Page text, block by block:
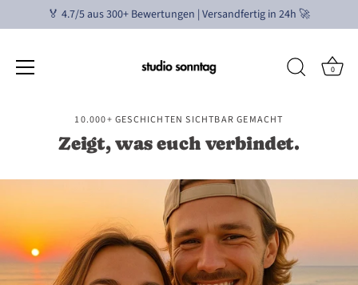
🏅 4.7/5 aus 300+ Bewertungen | Versandfertig in 24h 🚀
0
10.000+ GESCHICHTEN SICHTBAR GEMACHT
Zeigt, was euch verbindet.